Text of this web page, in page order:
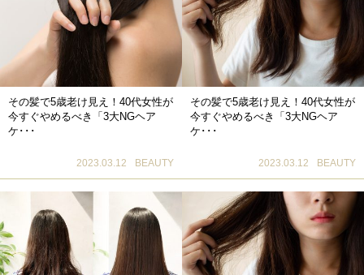
その髪で5歳老け見え！40代女性が
今すぐやめるべき「3大NGヘア
ケ･･･
2023.03.12 BEAUTY
その髪で5歳老け見え！40代女性が
今すぐやめるべき「3大NGヘア
ケ･･･
2023.03.12 BEAUTY